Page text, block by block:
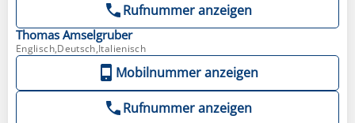
Rufnummer anzeigen
Thomas Amselgruber
Englisch,Deutsch,Italienisch
Mobilnummer anzeigen
Rufnummer anzeigen